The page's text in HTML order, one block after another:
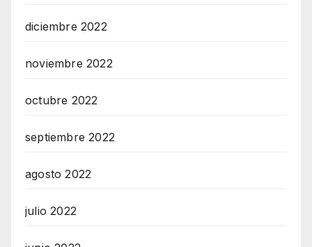
diciembre 2022
noviembre 2022
octubre 2022
septiembre 2022
agosto 2022
julio 2022